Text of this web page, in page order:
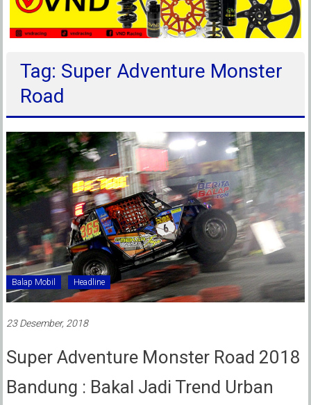
Tag: Super Adventure Monster
Road
Balap Mobil Headline
23 Desember, 2018
Super Adventure Monster Road 2018
Bandung : Bakal Jadi Trend Urban